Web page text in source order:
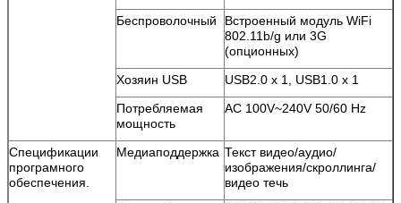
Беспроволочный
Встроенный модуль WiFi
802.11b/g или 3G
(опционных)
Хозяин USB
USB2.0 x 1, USB1.0 x 1
Потребляемая
мощность
AC 100V~240V 50/60 Hz
Спецификации
програмного
обеспечения.
Медиаподдержка Текст видео/аудио/
изображения/скроллинга/
видео течь